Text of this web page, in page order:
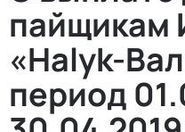
«Halyk-
период